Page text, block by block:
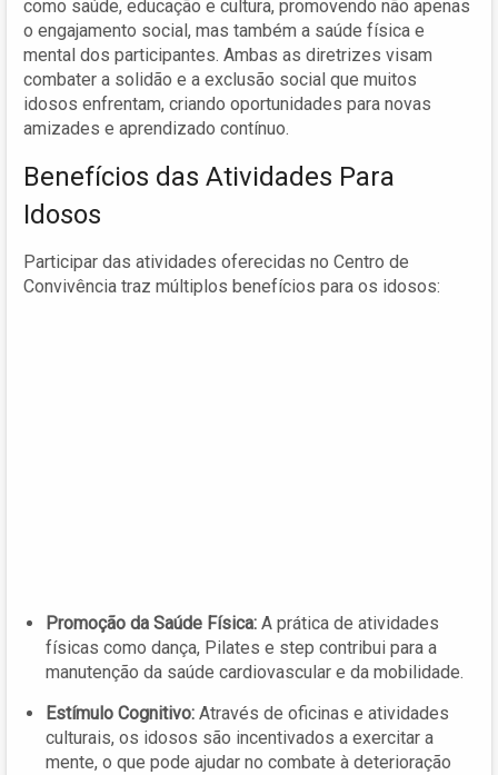
como saúde, educação e cultura, promovendo não apenas
o engajamento social, mas também a saúde física e
mental dos participantes. Ambas as diretrizes visam
combater a solidão e a exclusão social que muitos
idosos enfrentam, criando oportunidades para novas
amizades e aprendizado contínuo.
Benefícios das Atividades Para
Idosos
Participar das atividades oferecidas no Centro de
Convivência traz múltiplos benefícios para os idosos:
Promoção da Saúde Física: A prática de atividades
físicas como dança, Pilates e step contribui para a
manutenção da saúde cardiovascular e da mobilidade.
Estímulo Cognitivo: Através de oficinas e atividades
culturais, os idosos são incentivados a exercitar a
mente, o que pode ajudar no combate à deterioração